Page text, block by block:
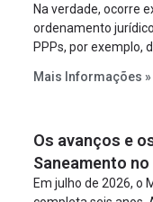
Na verdade, ocorre
ordenamento
PPPs, por exemplo,
empreendimento.
projeto a projeto.
Mais Informações »
Os avanços e
Saneamento
Em julho de 2026, o